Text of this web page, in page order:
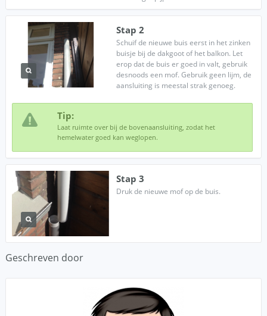
Stap 2
Schuif de nieuwe buis eerst in het zinken
buisje bij de dakgoot of het balkon. Let
erop dat de buis er goed in valt, gebruik
desnoods een mof. Gebruik geen lijm, de
aansluiting is meestal strak genoeg.
Tip:
Laat ruimte over bij de bovenaansluiting, zodat het
hemelwater goed kan weglopen.
Stap 3
Druk de nieuwe mof op de buis.
Geschreven door